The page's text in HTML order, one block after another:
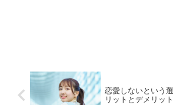
恋愛しないという
リットとデメリット